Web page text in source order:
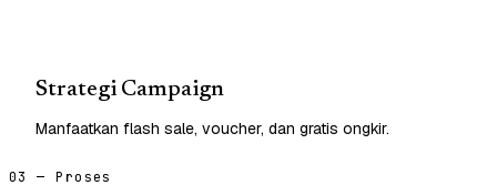
Strategi Campaign
Manfaatkan flash sale, voucher, dan gratis ongkir.
03 — Proses